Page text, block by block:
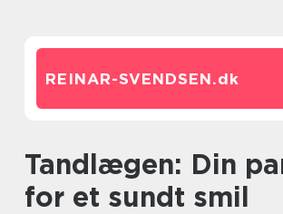
REINAR-SVENDSEN.dk
Tandlægen: Din partner
for et sundt smil